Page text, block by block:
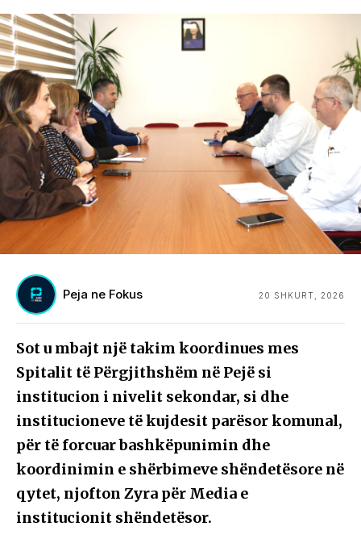
Peja ne Fokus 20 SHKURT, 2026
Sot u mbajt një takim koordinues mes
Spitalit të Përgjithshëm në Pejë si
institucion i nivelit sekondar, si dhe
institucioneve të kujdesit parësor komunal,
për të forcuar bashkëpunimin dhe
koordinimin e shërbimeve shëndetësore në
qytet, njofton Zyra për Media e
institucionit shëndetësor.